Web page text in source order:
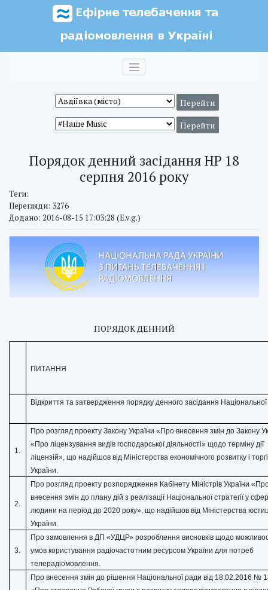
Порядок денний засідання НР 18
серпня 2016 року
Теги:
Перегляди: 3276
Додано: 2016-08-15 17:03:28 (E.v.g.)
ПОРЯДОК ДЕННИЙ
ПИТАННЯ
Відкриття та затвердження порядку денного засідання
1.
Про розгляд проекту Закону України «Про внесення змін до Закону
«Про ліцензування видів господарської діяльності» щодо терміну дії
ліцензій», що надійшов від Міністерства економічного розвитку і
України.
2.
Про розгляд проекту розпорядження Кабінету Міністрів України
внесення змін до плану дій з реалізації Національної стратегії у
людини на період до 2020 року», що надійшов від Міністерства
України.
3.
Про замовлення в ДП «УДЦР» розроблення висновків щодо
умов користування радіочастотним ресурсом України для потреб
телерадіомовлення.
Про внесення змін до рішення Національної ради від 18.02.2016 №